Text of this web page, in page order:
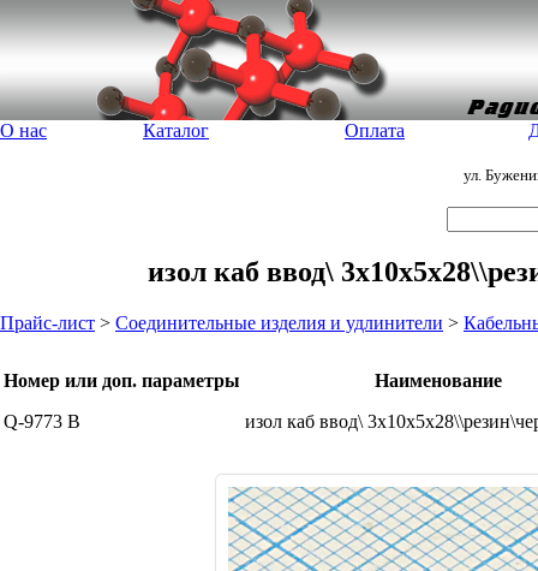
О нас Каталог Оплата
ул.
изол каб ввод\
Прайс-лист > Соединительные изделия и удлинители >
Номер или доп. параметры
Наименование
Q-9773 B
изол каб ввод\